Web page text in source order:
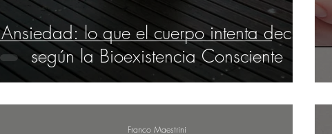
Ansiedad: lo que el cuerpo intenta decirte
según la Bioexistencia Consciente
Franco Maestrini